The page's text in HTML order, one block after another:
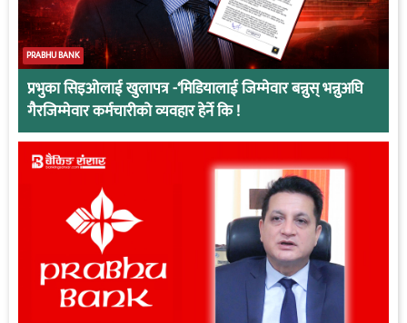
PRABHU BANK
प्रभुका सिइओलाई खुलापत्र -‘मिडियालाई जिम्मेवार बन्नुस् भन्नुअघि
गैरजिम्मेवार कर्मचारीको व्यवहार हेर्ने कि !